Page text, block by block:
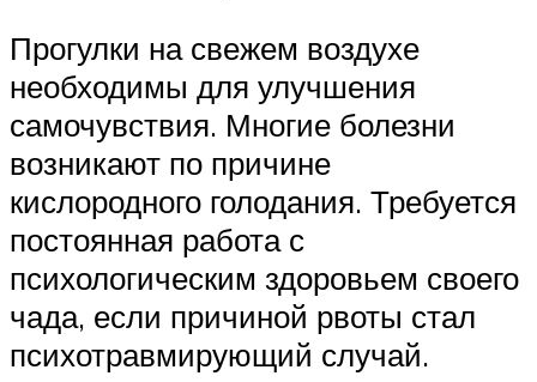
Прогулки на свежем воздухе
необходимы для улучшения
самочувствия. Многие болезни
возникают по причине
кислородного голодания. Требуется
постоянная работа с
психологическим здоровьем своего
чада, если причиной рвоты стал
психотравмирующий случай.